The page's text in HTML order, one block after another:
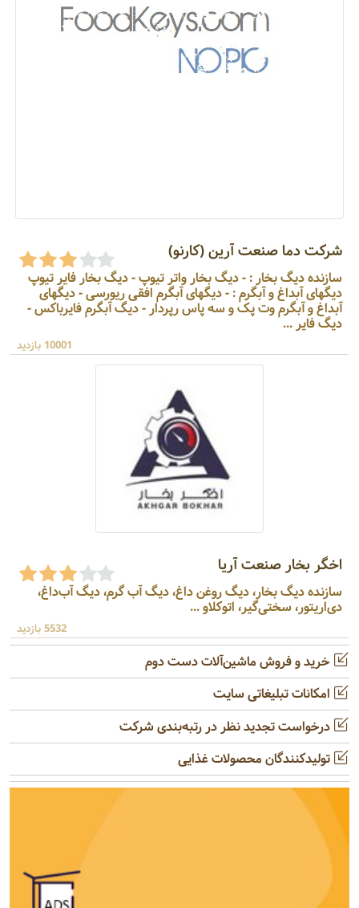
شرکت دما صنعت آرین (کارنو)
سازنده دیگ بخار : - دیگ بخار واتر تیوپ - دیگ بخار فایر تیوپ
دیگهای آبداغ و آبگرم : - دیگهای آبگرم افقی ریورسی - دیگهای
آبداغ و آبگرم وت پک و سه پاس رپردار - دیگ آبگرم فایرباکس -
دیگ فایر ...
10001 بازدید
اخگر بخار صنعت آریا
سازنده دیگ بخار، دیگ روغن داغ، دیگ آب گرم، دیگ آب‌داغ،
دی‌اریتور، سختی‌گیر، اتوکلاو ...
5532 بازدید
خرید و فروش ماشین‌آلات دست دوم
امکانات تبلیغاتی سایت
درخواست تجدید نظر در رتبه‌بندی شرکت
تولیدکنندگان محصولات غذایی